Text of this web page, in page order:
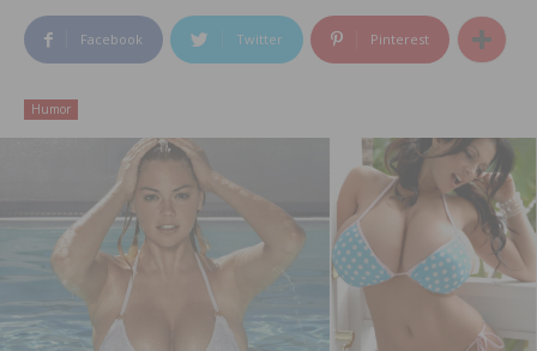
Facebook Twitter Pinterest
Humor